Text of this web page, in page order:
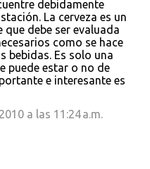
debidamente
La cerveza es un
debe ser evaluada
como se hace
bebidas. Es solo una
puede estar o no de
e interesante es
a las 11:24 a.m.